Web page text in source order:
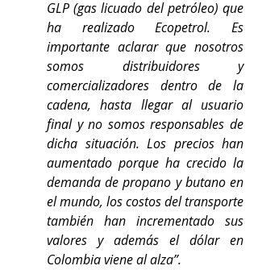
GLP (gas licuado del petróleo) que
ha realizado Ecopetrol. Es
importante aclarar que nosotros
somos distribuidores y
comercializadores dentro de la
cadena, hasta llegar al usuario
final y no somos responsables de
dicha situación. Los precios han
aumentado porque ha crecido la
demanda de propano y butano en
el mundo, los costos del transporte
también han incrementado sus
valores y además el dólar en
Colombia viene al alza”.